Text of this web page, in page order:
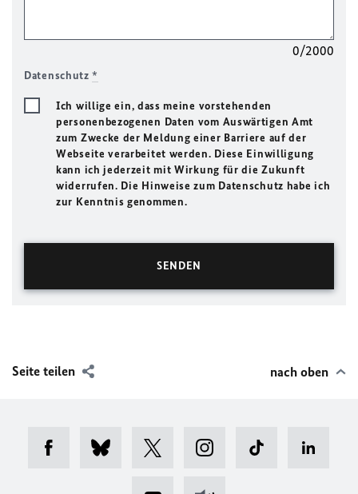
0/2000
Datenschutz*
Ich willige ein, dass meine vorstehenden
personenbezogenen Daten vom Auswärtigen Amt
zum Zwecke der Meldung einer Barriere auf der
Webseite verarbeitet werden. Diese Einwilligung
kann ich jederzeit mit Wirkung für die Zukunft
widerrufen. Die Hinweise zum Datenschutz habe ich
zur Kenntnis genommen.
Seite teilen nach oben